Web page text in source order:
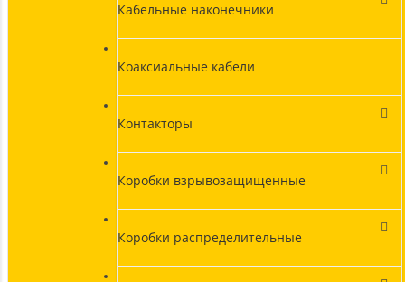
Кабельные наконечники
Коаксиальные кабели
Контакторы
Коробки взрывозащищенные
Коробки распределительные